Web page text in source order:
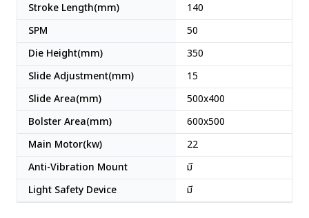
Stroke Length(mm)
140
SPM
50
Die Height(mm)
350
Slide Adjustment(mm)
15
Slide Area(mm)
500x400
Bolster Area(mm)
600x500
Main Motor(kw)
22
Anti-Vibration Mount
มี
Light Safety Device
มี